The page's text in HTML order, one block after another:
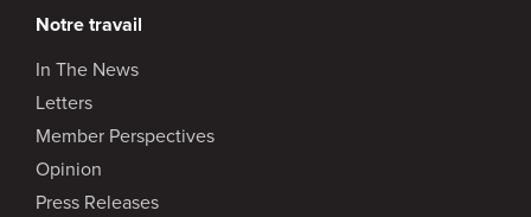
Notre travail
In The News
Letters
Member Perspectives
Opinion
Press Releases